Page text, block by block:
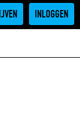
INLOGGEN